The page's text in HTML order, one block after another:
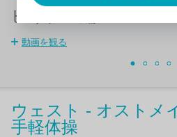
ビギナー編1
動画を観る
ウェスト - オストメ
手軽体操